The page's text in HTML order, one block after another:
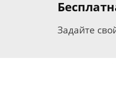
Задайте